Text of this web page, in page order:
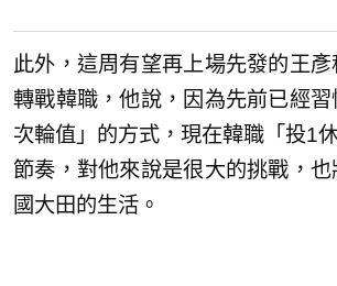
此外，這周有望再上場先發的王
轉戰韓職，他說，因為先前已經
次輪值」的方式，現在韓職「投1
節奏，對他來說是很大的挑戰，
國大田的生活。